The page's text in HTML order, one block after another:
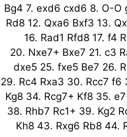
Bg4 7. exd6 cxd6 8. O-O
Rd8 12. Qxa6 Bxf3 13.
16. Rad1 Rfd8 17. f4
20. Nxe7+ Bxe7 21. c3
dxe5 25. fxe5 Be7 26.
29. Rc4 Rxa3 30. Rcc7 f6
Kg8 34. Rcg7+ Kf8 35.
38. Rhb7 Rc1+ 39. Kg2
Kh8 43. Rxg6 Rb8 44.